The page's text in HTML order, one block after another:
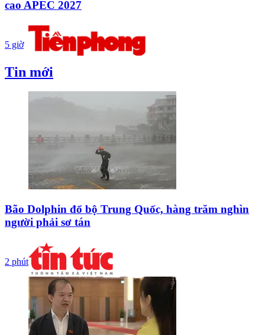
cao APEC 2027
5 giờ
Tin mới
Bão Dolphin đổ bộ Trung Quốc, hàng trăm nghìn
người phải sơ tán
2 phút